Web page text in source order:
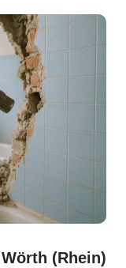
(Rhein)